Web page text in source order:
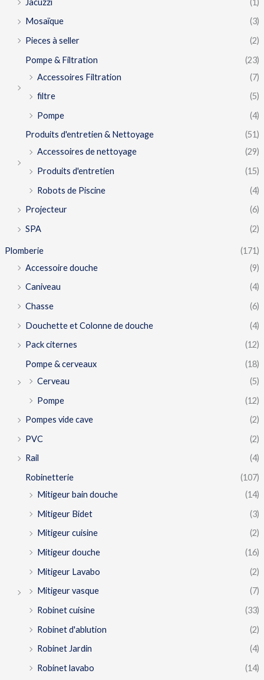
Mosaïque
(3)
Pieces à seller
(2)
Pompe & Filtration
(23)
Accessoires Filtration
(7)
filtre
(5)
Pompe
(4)
Produits d'entretien & Nettoyage
(51)
Accessoires de nettoyage
(29)
Produits d'entretien
(15)
Robots de Piscine
(4)
Projecteur
(6)
SPA
(2)
Plomberie
(171)
Accessoire douche
(9)
Caniveau
(4)
Chasse
(6)
Douchette et Colonne de douche
(4)
Pack citernes
(12)
Pompe & cerveaux
(18)
Cerveau
(5)
Pompe
(12)
Pompes vide cave
(2)
PVC
(2)
Rail
(4)
Robinetterie
(107)
Mitigeur bain douche
(14)
Mitigeur Bidet
(3)
Mitigeur cuisine
(2)
Mitigeur douche
(16)
Mitigeur Lavabo
(2)
Mitigeur vasque
(7)
Robinet cuisine
(33)
Robinet d'ablution
(2)
Robinet Jardin
(4)
Robinet lavabo
(14)